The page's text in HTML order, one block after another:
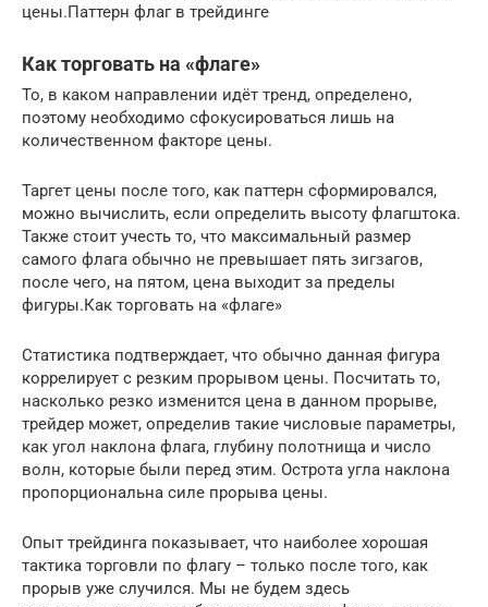
цены.Паттерн флаг в трейдинге
Как торговать на «флаге»
То, в каком направлении идёт тренд, определено,
поэтому необходимо сфокусироваться лишь на
количественном факторе цены.
Таргет цены после того, как паттерн сформировался,
можно вычислить, если определить высоту флагштока.
Также стоит учесть то, что максимальный размер
самого флага обычно не превышает пять зигзагов,
после чего, на пятом, цена выходит за пределы
фигуры.Как торговать на «флаге»
Статистика подтверждает, что обычно данная фигура
коррелирует с резким прорывом цены. Посчитать то,
насколько резко изменится цена в данном прорыве,
трейдер может, определив такие числовые параметры,
как угол наклона флага, глубину полотнища и число
волн, которые были перед этим. Острота угла наклона
пропорциональна силе прорыва цены.
Опыт трейдинга показывает, что наиболее хорошая
тактика торговли по флагу – только после того, как
прорыв уже случился. Мы не будем здесь